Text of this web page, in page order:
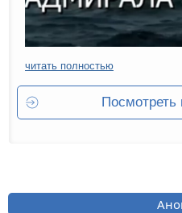
читать полностью